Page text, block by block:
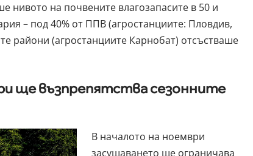
нивото на почвените влагозапасите в 50 и
– под 40% от ППВ (агростанциите: Пловдив,
райони (агростанциите Карнобат) отсъстваше
ще възпрепятства сезонните
В началото на ноември
засушаването ще ограничава